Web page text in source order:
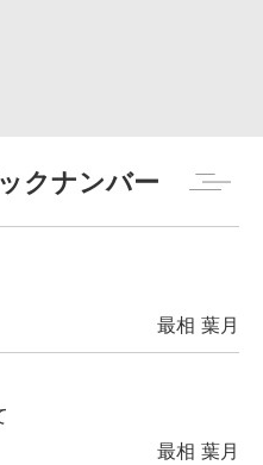
クナンバー
最相 葉月
最相 葉月